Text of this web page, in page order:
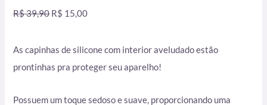
R$39,90 R$ 15,00
As capinhas de silicone com interior aveludado estão
prontinhas pra proteger seu aparelho!
Possuem um toque sedoso e suave, proporcionando uma